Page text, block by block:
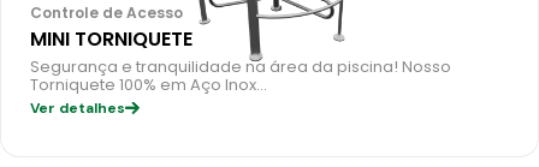
Controle de Acesso
MINI TORNIQUETE
Segurança e tranquilidade na área da piscina! Nosso
Torniquete 100% em Aço Inox…
Ver detalhes